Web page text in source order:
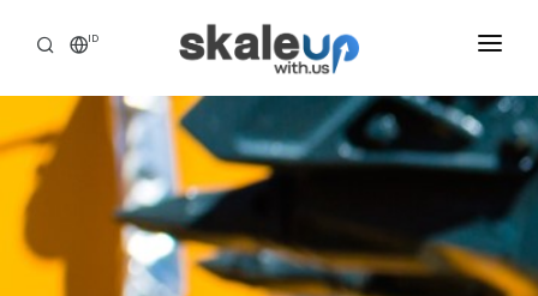
ID
INDUSTRIES
BUSINESS HEALTH SCANNING
HOW WE HELP
INSIGHT